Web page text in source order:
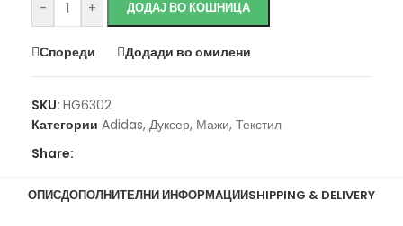
- + ДОДАЈ ВО КОШНИЦА
Спореди Додади во омилени
SKU: HG6302
Категории Adidas, Дуксер, Мажи, Текстил
Share:
ОПИСДОПОЛНИТЕЛНИ ИНФОРМАЦИИSHIPPING & DELIVERY